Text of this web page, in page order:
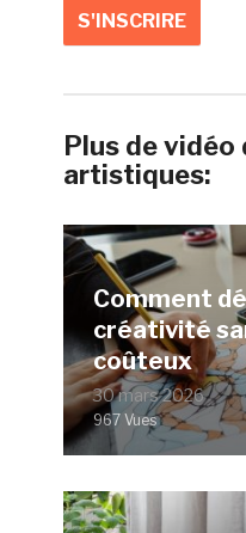
Plus de
artistiques:
Comment
créativité
coûteux
30 mars 2026
967 Vues